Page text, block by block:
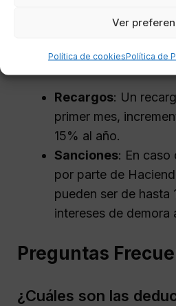
Ver
Política de cookiesPolítica de
El retraso en la
corregir este
Recargos: Un
primer mes,
15% al año.
Sanciones: En caso
por parte de
pueden ser de hasta
intereses de demora
Preguntas
¿Cuáles son las